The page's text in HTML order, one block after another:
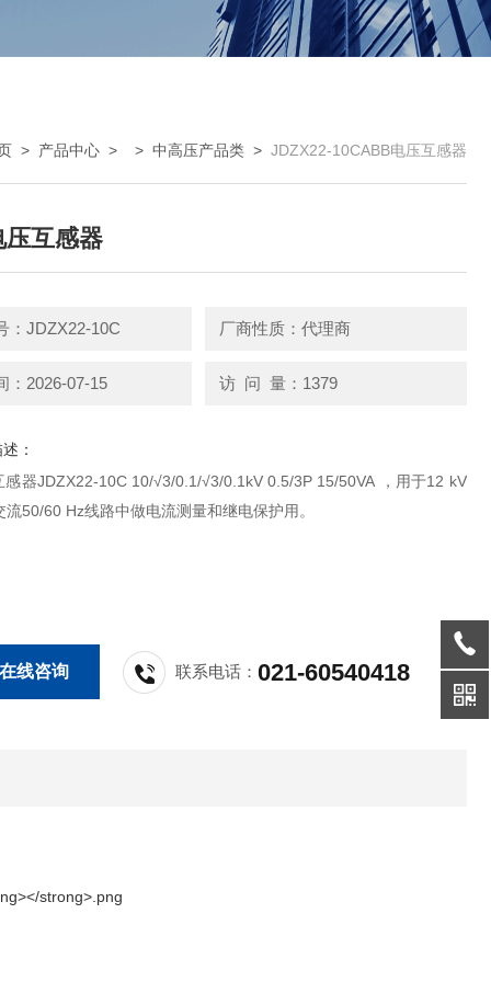
> 产品中心 > > 中高压产品类 > JDZX22-10CABB电压互感器
互感器
：JDZX22-10C 厂商性质：代理商
：2026-07-15 访 问 量：1379
：
感器JDZX22-10C 10/√3/0.1/√3/0.1kV 0.5/3P 15/50VA ，用于12 kV
流50/60 Hz线路中做电流测量和继电保护用。
在线咨询 联系电话：021-60540418